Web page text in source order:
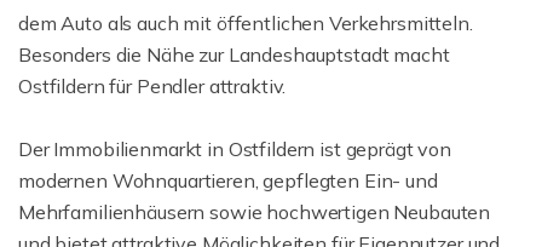
dem Auto als auch mit öffentlichen Verkehrsmitteln.
Besonders die Nähe zur Landeshauptstadt macht
Ostfildern für Pendler attraktiv.
Der Immobilienmarkt in Ostfildern ist geprägt von
modernen Wohnquartieren, gepflegten Ein- und
Mehrfamilienhäusern sowie hochwertigen Neubauten